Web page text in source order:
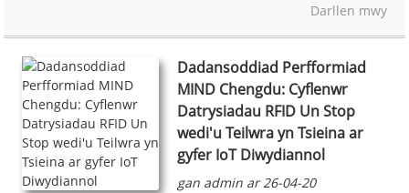
Darllen mwy
Dadansoddiad Perfformiad
MIND Chengdu: Cyflenwr
Datrysiadau RFID Un Stop
wedi'u Teilwra yn Tsieina ar
gyfer IoT Diwydiannol
gan admin ar 26-04-20